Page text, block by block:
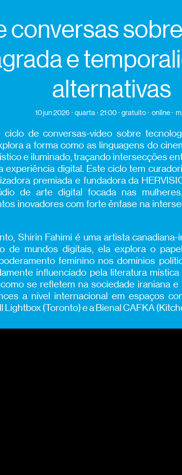
conversas
e
alternativas
10 jun 2026 quarta 21:00 gratuito online
de conversas-vídeo sobre
a forma como as linguagens do
e iluminado, traçando intersecções
experiência digital. Este ciclo tem
premiada e fundadora da
de arte digital focada nas
inovadores com forte ênfase na
Shirin Fahimi é uma artista
de mundos digitais, ela explora o
feminino nos domínios
influenciado pela literatura
se refletem na sociedade iraniana
a nível internacional em espaços
Lightbox (Toronto) e a Bienal CAFKA